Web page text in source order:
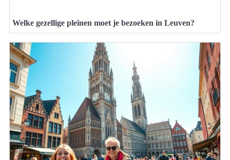
Welke gezellige pleinen moet je bezoeken in Leuven?